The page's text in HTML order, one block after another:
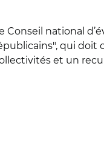
Conseil national
qui doit
et un